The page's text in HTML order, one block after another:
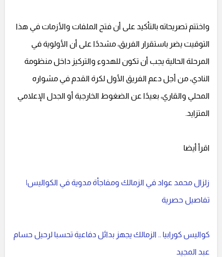
واختتم تصريحاته بالتأكيد على أن فتح الملفات والأزمات في هذا
التوقيت يضر باستقرار الفريق، مشددًا على أن الأولوية في
المرحلة الحالية يجب أن تكون للهدوء والتركيز داخل منظومة
النادي، من أجل دعم الفريق الأول لكرة القدم في مشواره
المحلي والقاري، بعيدًا عن الضغوط الخارجية أو الجدل الإعلامي
المتزايد.
اقرأ أيضا
زلزال محمد عواد في الزمالك ومفاجأة مدوية في الكواليس|
تفاصيل حصرية
كواليس كورابيا .. الزمالك يجهز بدائل دفاعية تحسبا لرحيل حسام
عبد المجيد